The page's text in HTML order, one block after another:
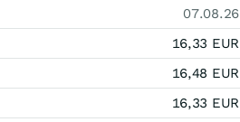
07.08.26
16,33 EUR
16,48 EUR
16,33 EUR